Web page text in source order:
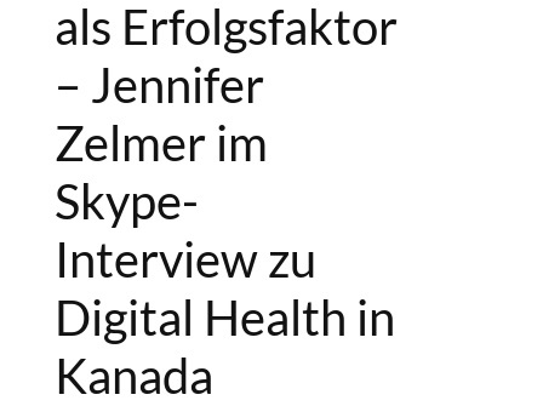
als Erfolgsfaktor
– Jennifer
Zelmer im
Skype-
Interview zu
Digital Health in
Kanada